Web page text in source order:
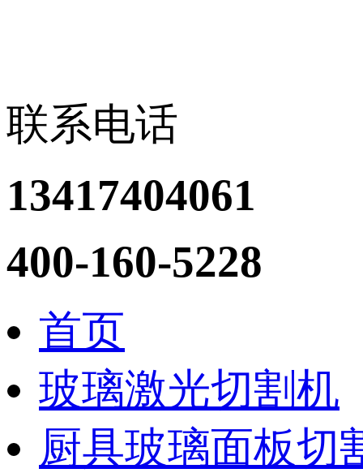
联系电话
13417404061
400-160-5228
首页
玻璃激光切割机
厨具玻璃面板切